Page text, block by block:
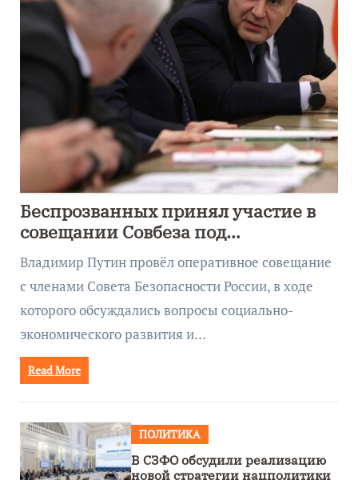
Беспрозванных принял участие в
совещании Совбеза под
руководством Путина
Владимир Путин провёл оперативное совещание
с членами Совета Безопасности России, в ходе
которого обсуждались вопросы социально-
экономического развития и…
Read More
ПОЛИТИКА
В СЗФО обсудили реализацию
новой стратегии нацполитики